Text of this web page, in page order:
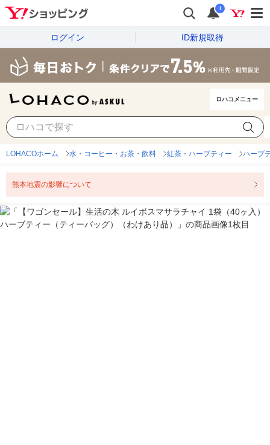
i
ログイン ID新規取得
ロハコメニュー
LOHACOホーム 水・コーヒー・お茶・飲料 紅茶・ハーブティー ハーブ
熊本地震の影響について